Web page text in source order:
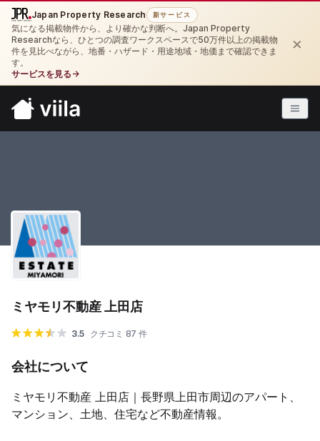
Japan Property Research 新サービス
気になる掲載物件から、より確かな判断へ。Japan Property
Researchなら、ひとつの調査ワークスペースで50万件以上の掲載物
件を見比べながら、地番・ハザード・用途地域・地価まで確認できま
す。
サービスを見る →
×
ミヤモリ不動産 上田店
3.5 クチコミ 87 件
会社について
ミヤモリ不動産 上田店｜長野県上田市周辺のアパート、
マンション、土地、住宅など不動産情報。